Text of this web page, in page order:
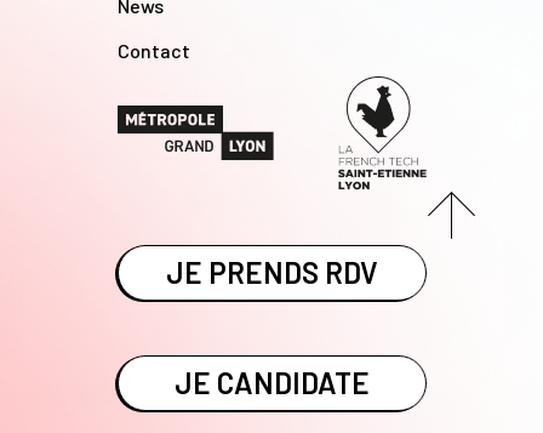
News
Contact
JE PRENDS RDV
JE CANDIDATE